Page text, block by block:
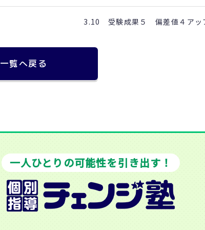
3.10 受験成果５ 偏差値４ア
一覧へ戻る
一人ひとりの可能性を引き出す！